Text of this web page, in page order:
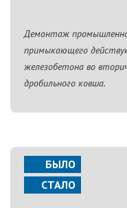
Демонтаж
примыкающего
железобетона во
дробильного ковша.
БЫЛО
СТАЛО